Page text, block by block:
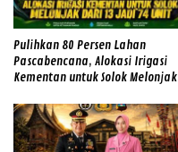
Pulihkan 80 Persen Lahan
Pascabencana, Alokasi Irigasi
Kementan untuk Solok Melonjak